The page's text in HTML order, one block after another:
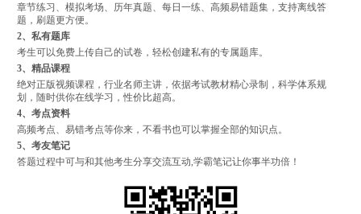
章节练习、模拟考场、历年真题、每日一练、高频易错题集，支持离线答
题，刷题更方便。
2、私有题库
考生可以免费上传自己的试卷，轻松创建私有的专属题库。
3、精品课程
绝对正版视频课程，行业名师主讲，依据考试教材精心录制，科学体系规
划，随时供你在线学习，性价比超高。
4、考点资料
高频考点、易错考点等你来，不看书也可以掌握全部的知识点。
5、考友笔记
答题过程中可与和其他考生分享交流互动,学霸笔记让你事半功倍！